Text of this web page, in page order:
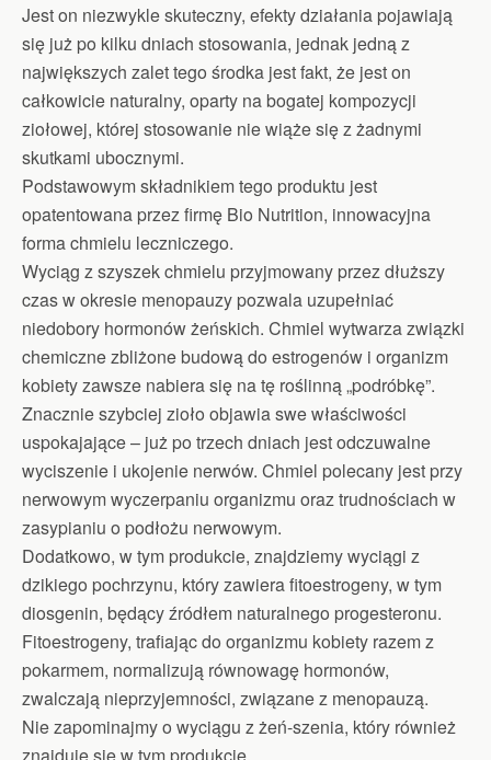
Jest on niezwykle skuteczny, efekty działania pojawiają
się już po kilku dniach stosowania, jednak jedną z
największych zalet tego środka jest fakt, że jest on
całkowicie naturalny, oparty na bogatej kompozycji
ziołowej, której stosowanie nie wiąże się z żadnymi
skutkami ubocznymi.
Podstawowym składnikiem tego produktu jest
opatentowana przez firmę Bio Nutrition, innowacyjna
forma chmielu leczniczego.
Wyciąg z szyszek chmielu przyjmowany przez dłuższy
czas w okresie menopauzy pozwala uzupełniać
niedobory hormonów żeńskich. Chmiel wytwarza związki
chemiczne zbliżone budową do estrogenów i organizm
kobiety zawsze nabiera się na tę roślinną „podróbkę”.
Znacznie szybciej zioło objawia swe właściwości
uspokajające – już po trzech dniach jest odczuwalne
wyciszenie i ukojenie nerwów. Chmiel polecany jest przy
nerwowym wyczerpaniu organizmu oraz trudnościach w
zasypianiu o podłożu nerwowym.
Dodatkowo, w tym produkcie, znajdziemy wyciągi z
dzikiego pochrzynu, który zawiera fitoestrogeny, w tym
diosgenin, będący źródłem naturalnego progesteronu.
Fitoestrogeny, trafiając do organizmu kobiety razem z
pokarmem, normalizują równowagę hormonów,
zwalczają nieprzyjemności, związane z menopauzą.
Nie zapominajmy o wyciągu z żeń-szenia, który również